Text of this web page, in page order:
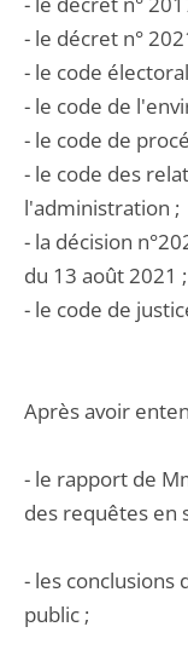
- le décret n°
- le code
- le code de
- le code de
- le code des
l'administration ;
- la décision
du 13 août 2021 ;
- le code de
Après avoir
- le rapport de
des requêtes en
- les conclusions
public ;